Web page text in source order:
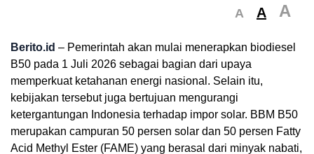
A A A
Berito.id – Pemerintah akan mulai menerapkan biodiesel
B50 pada 1 Juli 2026 sebagai bagian dari upaya
memperkuat ketahanan energi nasional. Selain itu,
kebijakan tersebut juga bertujuan mengurangi
ketergantungan Indonesia terhadap impor solar. BBM B50
merupakan campuran 50 persen solar dan 50 persen Fatty
Acid Methyl Ester (FAME) yang berasal dari minyak nabati,